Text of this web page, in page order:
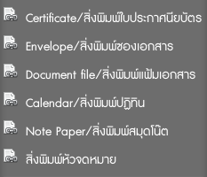
Certificate/สิ่งพิมพ์ใบประกาศนียบัตร
Envelope/สิ่งพิมพ์ซองเอกสาร
Document file/สิ่งพิมพ์แฟ้มเอกสาร
Calendar/สิ่งพิมพ์ปฏิทิน
Note Paper/สิ่งพิมพ์สมุดโน๊ต
สิ่งพิมพ์หัวจดหมาย